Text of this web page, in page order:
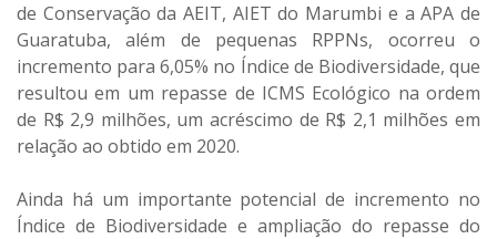
de Conservação da AEIT, AIET do Marumbi e a APA de
Guaratuba, além de pequenas RPPNs, ocorreu o
incremento para 6,05% no Índice de Biodiversidade, que
resultou em um repasse de ICMS Ecológico na ordem
de R$ 2,9 milhões, um acréscimo de R$ 2,1 milhões em
relação ao obtido em 2020.
Ainda há um importante potencial de incremento no
Índice de Biodiversidade e ampliação do repasse do